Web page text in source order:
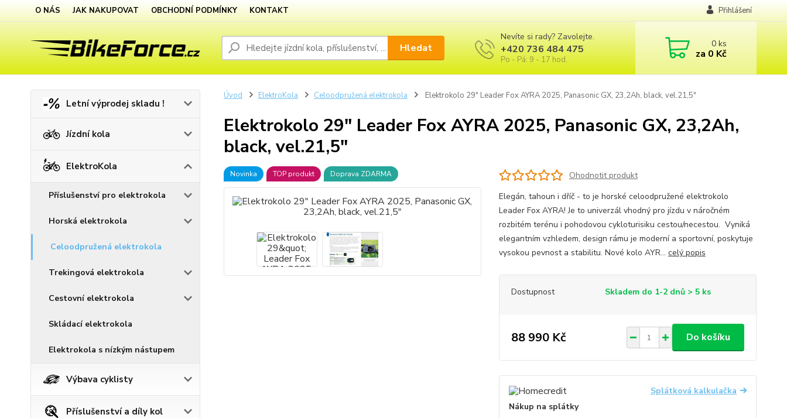
O NÁS JAK NAKUPOVAT OBCHODNÍ PODMÍNKY KONTAKT Přihlášení
Hledat
Nevíte si rady? Zavolejte.
+420 736 484 475
Po - Pá: 9 - 17 hod.
0ks
za 0 Kč
Letní výprodej skladu !
Jízdní kola
ElektroKola
Příslušenství pro elektrokola
Horská elektrokola
Celoodpružená elektrokola
Trekingová elektrokola
Cestovní elektrokola
Skládací elektrokola
Elektrokola s nízkým nástupem
Výbava cyklisty
Příslušenství a díly kol
Úvod ElektroKola Celoodpružená elektrokola Elektrokolo 29" Leader Fox AYRA 2025, Panasonic GX, 23,2Ah, black, vel.21,5"
Elektrokolo 29" Leader Fox AYRA 2025, Panasonic GX, 23,2Ah,
black, vel.21,5"
Novinka TOP produkt Doprava ZDARMA
Ohodnotit produkt
Elegán, tahoun i dříč - to je horské celoodpružené elektrokolo
Leader Fox AYRA! Je to univerzál vhodný pro jízdu v náročném
rozbitém terénu i pohodovou cykloturisiku cestou/necestou. Vyniká
elegantním vzhledem, design rámu je moderní a sportovní, poskytuje
vysokou pevnost a stabilitu. Nové kolo AYR... celý popis
Dostupnost Skladem do 1-2 dnů > 5 ks
88 990 Kč Do košíku
Splátková kalkulačka
Nákup na splátky